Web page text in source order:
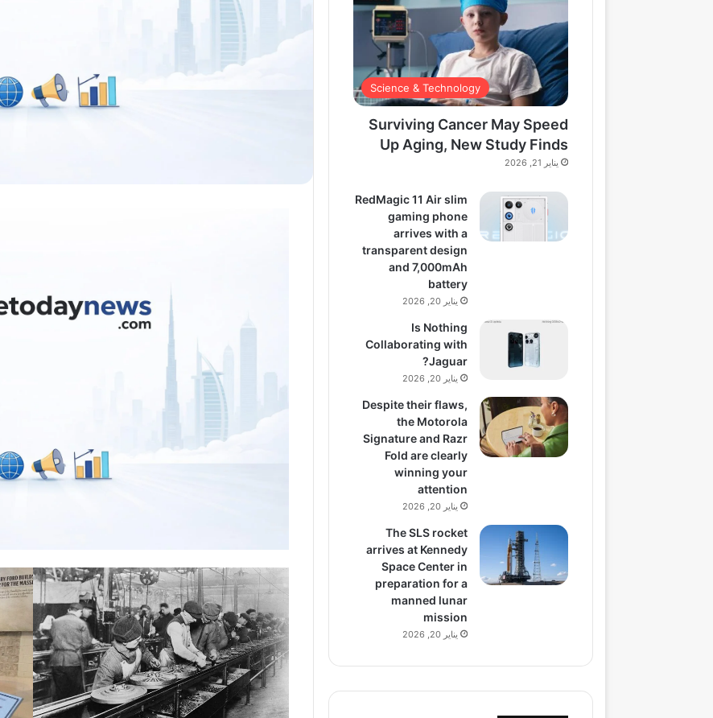
Science & Technology
Surviving Cancer May Speed
Up Aging, New Study Finds
يناير 21, 2026
RedMagic 11 Air slim
gaming phone
arrives with a
transparent design
and 7,000mAh
battery
يناير 20, 2026
Is Nothing
Collaborating with
Jaguar?
يناير 20, 2026
Despite their flaws,
the Motorola
Signature and Razr
Fold are clearly
winning your
attention
يناير 20, 2026
The SLS rocket
arrives at Kennedy
Space Center in
preparation for a
manned lunar
mission
يناير 20, 2026